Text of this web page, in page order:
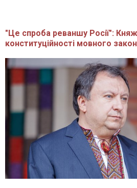
"Це спроба реваншу Росії":
конституційності мовного